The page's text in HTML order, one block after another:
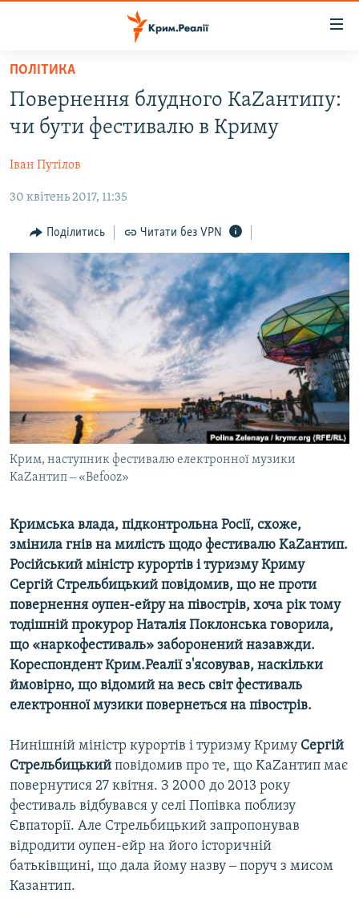
Перейти
основного
матеріалу
Перейти
до
навігації
Перейти
пошуку
ВОДА.КРИМ
ВІДЕО ТА ФОТО
ПОЛІТИКА
БЛОГИ
ПОГЛЯД
ІНТЕРВ'Ю
ВСЕ ЗА ДЕНЬ
СПЕЦПРОЕКТИ
ДЕПОРТАЦІЯ
ВІДЕОУРОКИ «ELIFBE»
СВІДЧЕННЯ ОКУПАЦІЇ
УКРАЇНСЬКА ПРОБЛЕМА КРИМУ
ІНФОГРАФІКА
ЯК ОБІЙТИ БЛОКУВАННЯ
Русский
Qırımtatar
ДОЛУЧАЙСЯ!
Усі сайти RFE/RL
ПОЛІТИКА
Повернення блудного КаZантипу:
чи бути фестивалю в Криму
Іван Путілов
30 квітень 2017, 11:35
Поділитись Читати без VPN
Крим, наступник фестивалю електронної музики
KaZaнтип ‒ «Befooz»
Кримська влада, підконтрольна Росії, схоже,
змінила гнів на милість щодо фестивалю KaZaнтип.
Російський міністр курортів і туризму Криму
Сергій Стрельбицький повідомив, що не проти
повернення оупен-ейру на півострів, хоча рік тому
тодішній прокурор Наталія Поклонська говорила,
що «наркофестиваль» заборонений назавжди.
Кореспондент Крим.Реалії з'ясовував, наскільки
ймовірно, що відомий на весь світ фестиваль
електронної музики повернеться на півострів.
Нинішній міністр курортів і туризму Криму Сергій
Стрельбицький повідомив про те, що KaZантип має
повернутися 27 квітня. З 2000 до 2013 року
фестиваль відбувався у селі Попівка поблизу
Євпаторії. Але Стрельбицький запропонував
відродити оупен-ейр на його історичній
батьківщині, що дала йому назву ‒ поруч з мисом
Казантип.